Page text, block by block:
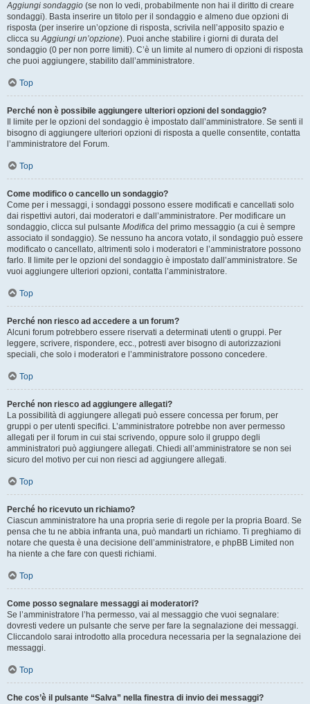
Aggiungi sondaggio (se non lo vedi, probabilmente non hai il diritto di creare
sondaggi). Basta inserire un titolo per il sondaggio e almeno due opzioni di
risposta (per inserire un’opzione di risposta, scrivila nell’apposito spazio e
clicca suAggiungi un’opzione). Puoi anche stabilire i giorni di durata del
sondaggio (0 per non porre limiti). C’è un limite al numero di opzioni di risposta
che puoi aggiungere, stabilito dall’amministratore.
Top
Perché non è possibile aggiungere ulteriori opzioni del sondaggio?
Il limite per le opzioni del sondaggio è impostato dall’amministratore. Se senti il
bisogno di aggiungere ulteriori opzioni di risposta a quelle consentite, contatta
l’amministratore del Forum.
Top
Come modifico o cancello un sondaggio?
Come per i messaggi, i sondaggi possono essere modificati e cancellati solo
dai rispettivi autori, dai moderatori e dall’amministratore. Per modificare un
sondaggio, clicca sul pulsante Modifica del primo messaggio (a cui è sempre
associato il sondaggio). Se nessuno ha ancora votato, il sondaggio può essere
modificato o cancellato, altrimenti solo i moderatori e l’amministratore possono
farlo. Il limite per le opzioni del sondaggio è impostato dall’amministratore. Se
vuoi aggiungere ulteriori opzioni, contatta l’amministratore.
Top
Perché non riesco ad accedere a un forum?
Alcuni forum potrebbero essere riservati a determinati utenti o gruppi. Per
leggere, scrivere, rispondere, ecc., potresti aver bisogno di autorizzazioni
speciali, che solo i moderatori e l’amministratore possono concedere.
Top
Perché non riesco ad aggiungere allegati?
La possibilità di aggiungere allegati può essere concessa per forum, per
gruppi o per utenti specifici. L’amministratore potrebbe non aver permesso
allegati per il forum in cui stai scrivendo, oppure solo il gruppo degli
amministratori può aggiungere allegati. Chiedi all’amministratore se non sei
sicuro del motivo per cui non riesci ad aggiungere allegati.
Top
Perché ho ricevuto un richiamo?
Ciascun amministratore ha una propria serie di regole per la propria Board. Se
pensa che tu ne abbia infranta una, può mandarti un richiamo. Ti preghiamo di
notare che questa è una decisione dell’amministratore, e phpBB Limited non
ha niente a che fare con questi richiami.
Top
Come posso segnalare messaggi ai moderatori?
Se l’amministratore l’ha permesso, vai al messaggio che vuoi segnalare:
dovresti vedere un pulsante che serve per fare la segnalazione dei messaggi.
Cliccandolo sarai introdotto alla procedura necessaria per la segnalazione dei
messaggi.
Top
Che cos’è il pulsante “Salva” nella finestra di invio dei messaggi?